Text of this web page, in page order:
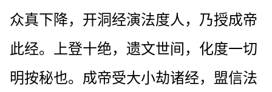
众真下降，开洞经演法度人，乃授成帝
此经。上登十绝，遗文世间，化度一切
明按秘也。成帝受大小劫诸经，盟信法